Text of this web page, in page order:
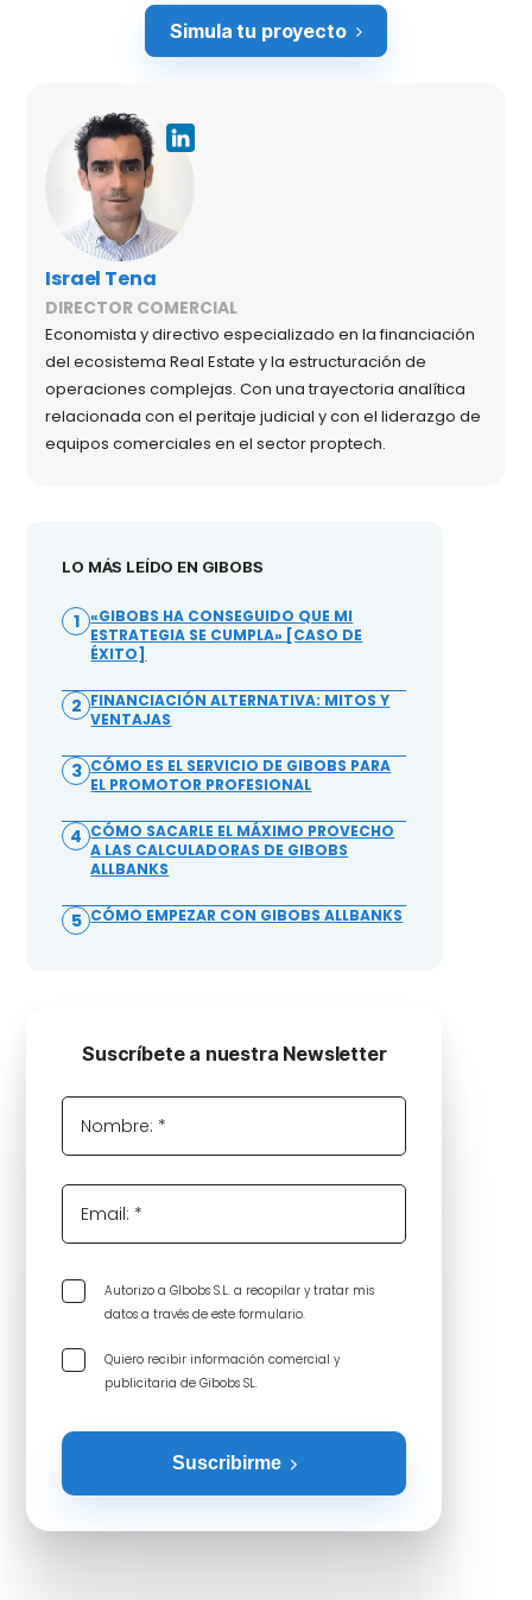
Simula tu proyecto
Israel Tena
DIRECTOR COMERCIAL
Economista y directivo especializado en la financiación
del ecosistema Real Estate y la estructuración de
operaciones complejas. Con una trayectoria analítica
relacionada con el peritaje judicial y con el liderazgo de
equipos comerciales en el sector proptech.
LO MÁS LEÍDO EN GIBOBS
1 «GIBOBS HA CONSEGUIDO QUE MI
ESTRATEGIA SE CUMPLA» [CASO DE
ÉXITO]
2 FINANCIACIÓN ALTERNATIVA: MITOS Y
VENTAJAS
3 CÓMO ES EL SERVICIO DE GIBOBS PARA
EL PROMOTOR PROFESIONAL
4 CÓMO SACARLE EL MÁXIMO PROVECHO
A LAS CALCULADORAS DE GIBOBS
ALLBANKS
5 CÓMO EMPEZAR CON GIBOBS ALLBANKS
Suscríbete a nuestra Newsletter
Nombre: *
Email: *
Autorizo a GIbobs S.L. a recopilar y tratar mis
datos a través de este formulario.
Quiero recibir información comercial y
publicitaria de Gibobs SL.
Suscribirme